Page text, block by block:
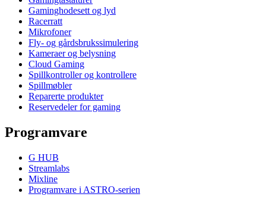
Gaminghodesett og lyd
Racerratt
Mikrofoner
Fly- og gårdsbrukssimulering
Kameraer og belysning
Cloud Gaming
Spillkontroller og kontrollere
Spillmøbler
Reparerte produkter
Reservedeler for gaming
Programvare
G HUB
Streamlabs
Mixline
Programvare i ASTRO-serien